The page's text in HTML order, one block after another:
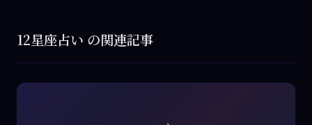
12星座占い の関連記事